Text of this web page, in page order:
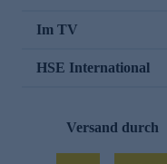
Im TV
HSE International
Versand durch